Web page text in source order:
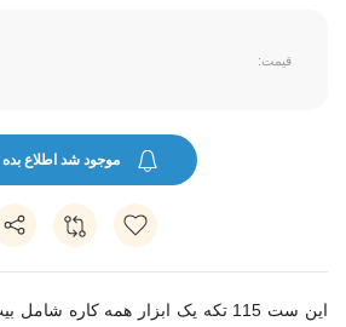
قیمت:
موجود شد اطلاع بده
این ست 115 تکه یک ابزار همه کاره